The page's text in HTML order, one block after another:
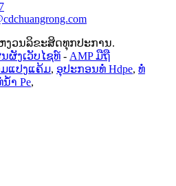
ຫງວນລິຂະສິດທຸກປະການ.
ຜັງເວັບໄຊທ໌ - AMP ມືຖື
ແປງແຄ້ມ, ອຸປະກອນທໍ່ Hdpe, ທໍ່
ນໍ້າ Pe,